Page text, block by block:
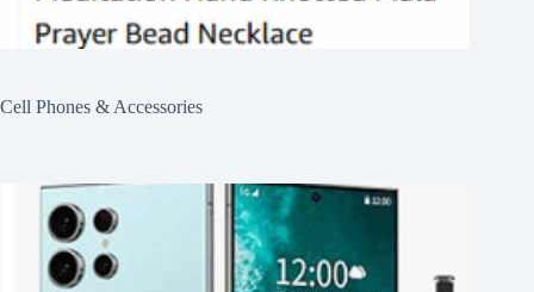
Cell Phones & Accessories